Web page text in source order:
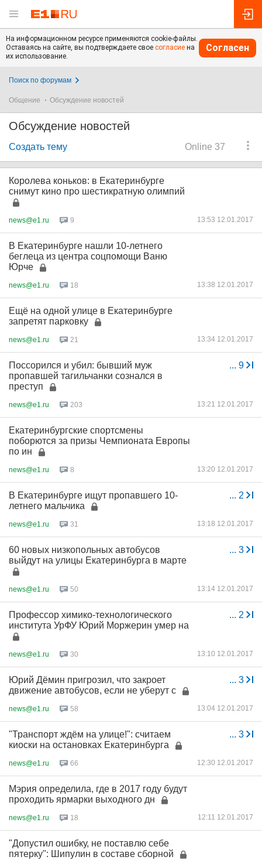
На информационном ресурсе применяются cookie-файлы.
Оставаясь на сайте, вы подтверждаете свое согласие на
их использование.
Согласен
Поиск по форумам
Общение Обсуждение новостей
Обсуждение новостей
Online 37
Создать тему
Королева коньков: в Екатеринбурге
снимут кино про шестикратную олимпий
news@e1.ru 9 13:53 12.01.2017
В Екатеринбурге нашли 10-летнего
беглеца из центра соцпомощи Ваню
Юрче
news@e1.ru 18 13:38 12.01.2017
Ещё на одной улице в Екатеринбурге
запретят парковку
news@e1.ru 21 13:34 12.01.2017
... 9
Поссорился и убил: бывший муж
пропавшей тагильчанки сознался в
преступ
news@e1.ru 203 13:21 12.01.2017
Екатеринбургские спортсмены
поборются за призы Чемпионата Европы
по ин
news@e1.ru 8 13:20 12.01.2017
... 2
В Екатеринбурге ищут пропавшего 10-
летнего мальчика
news@e1.ru 31 13:18 12.01.2017
... 3
60 новых низкопольных автобусов
выйдут на улицы Екатеринбурга в марте
news@e1.ru 50 13:14 12.01.2017
... 2
Профессор химико-технологического
института УрФУ Юрий Моржерин умер на
news@e1.ru 30 13:10 12.01.2017
... 3
Юрий Дёмин пригрозил, что закроет
движение автобусов, если не уберут с
news@e1.ru 58 13:04 12.01.2017
... 3
"Транспорт ждём на улице!": считаем
киоски на остановках Екатеринбурга
news@e1.ru 66 12:30 12.01.2017
Мэрия определила, где в 2017 году будут
проходить ярмарки выходного дн
news@e1.ru 18 12:11 12.01.2017
"Допустил ошибку, не поставлю себе
пятерку": Шипулин в составе сборной